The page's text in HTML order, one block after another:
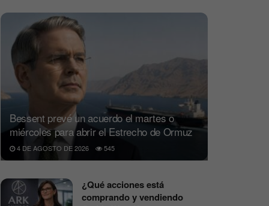
Bessent prevé un acuerdo el martes o
miércoles para abrir el Estrecho de Ormuz
4 DE AGOSTO DE 2026 545
¿Qué acciones está
comprando y vendiendo